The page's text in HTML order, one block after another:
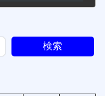
検索